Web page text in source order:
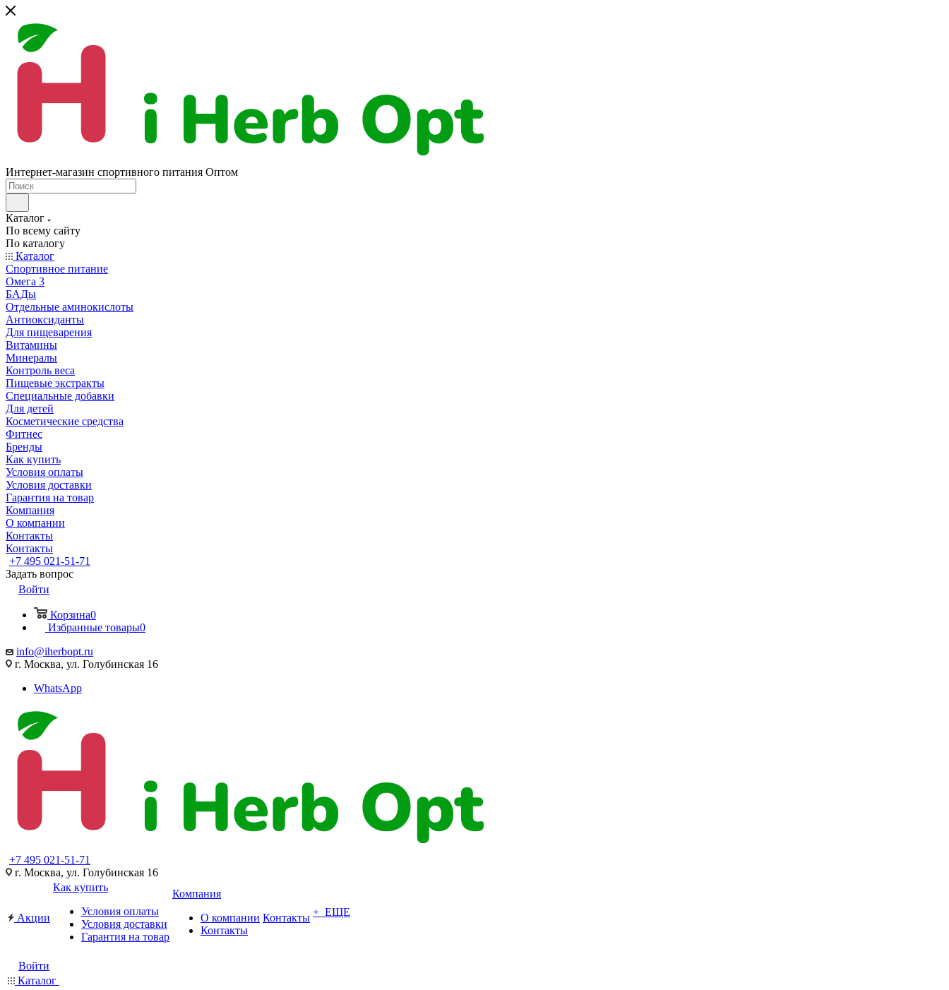
Интернет-магазин спортивного питания Оптом
Каталог
По всему сайту
По каталогу
Каталог
Спортивное питание
Омега 3
БАДы
Отдельные аминокислоты
Антиоксиданты
Для пищеварения
Витамины
Минералы
Контроль веса
Пищевые экстракты
Специальные добавки
Для детей
Косметические средства
Фитнес
Бренды
Как купить
Условия оплаты
Условия доставки
Гарантия на товар
Компания
О компании
Контакты
Контакты
+7 495 021-51-71
Задать вопрос
Войти
Корзина0
Избранные товары0
info@iherbopt.ru
г. Москва, ул. Голубинская 16
WhatsApp
+7 495 021-51-71
г. Москва, ул. Голубинская 16
Акции
Как купить
Условия оплаты
Условия доставки
Гарантия на товар
Компания
О компании
Контакты
Контакты + ЕЩЕ
Войти
Каталог